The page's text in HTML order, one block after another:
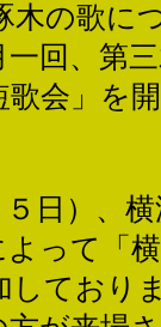
の歌に
回、第
会」を
日）、
って「
ており